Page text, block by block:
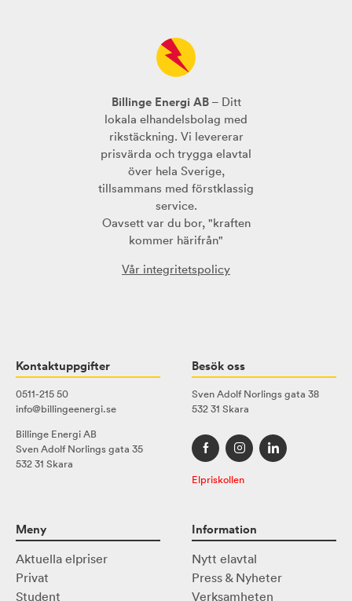
Billinge Energi AB– Ditt
lokala elhandelsbolag med
rikstäckning. Vi levererar
prisvärda och trygga elavtal
över hela Sverige,
tillsammans med förstklassig
service.
Oavsett var du bor, "kraften
kommer härifrån"
Vår integritetspolicy
Kontaktuppgifter
0511-215 50
info@billingeenergi.se
Billinge Energi AB
Sven Adolf Norlings gata 35
532 31 Skara
Besök oss
Sven Adolf Norlings gata 38
532 31 Skara
Elpriskollen
Meny
Aktuella elpriser
Privat
Student
Information
Nytt elavtal
Press & Nyheter
Verksamheten